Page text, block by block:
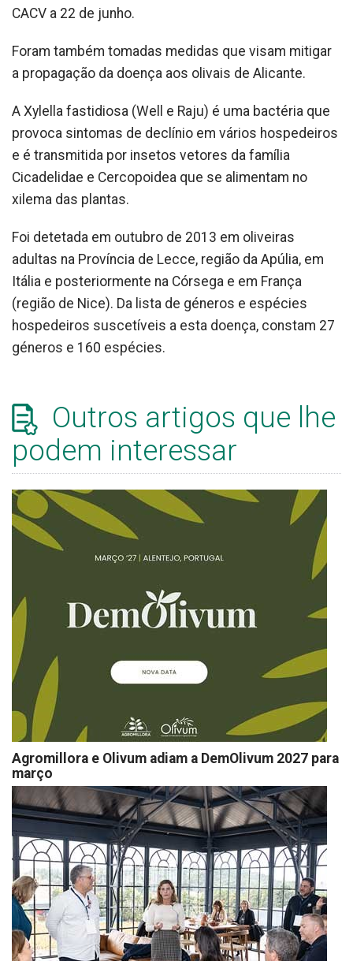
CACV a 22 de junho.
Foram também tomadas medidas que visam mitigar
a propagação da doença aos olivais de Alicante.
A Xylella fastidiosa (Well e Raju) é uma bactéria que
provoca sintomas de declínio em vários hospedeiros
e é transmitida por insetos vetores da família
Cicadelidae e Cercopoidea que se alimentam no
xilema das plantas.
Foi detetada em outubro de 2013 em oliveiras
adultas na Província de Lecce, região da Apúlia, em
Itália e posteriormente na Córsega e em França
(região de Nice). Da lista de géneros e espécies
hospedeiros suscetíveis a esta doença, constam 27
géneros e 160 espécies.
Outros artigos que lhe
podem interessar
Agromillora e Olivum adiam a DemOlivum 2027 para
março